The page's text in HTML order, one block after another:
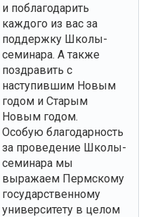
и поблагодарить
каждого из вас за
поддержку Школы-
семинара. А также
поздравить с
наступившим Новым
годом и Старым
Новым годом.
Особую благодарность
за проведение Школы-
семинара мы
выражаем Пермскому
государственному
университету в целом